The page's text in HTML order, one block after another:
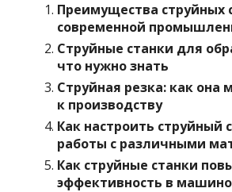
Преимущества струйных
современной
Струйные станки для
что нужно знать
Струйная резка: как она
к производству
Как настроить струйный
работы с различными
Как струйные станки
эффективность в